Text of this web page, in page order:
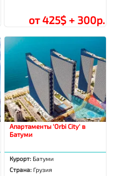
от 425$ + 300р.
Апартаменты 'Orbi City' в
Батуми
Курорт: Батуми
Страна: Грузия